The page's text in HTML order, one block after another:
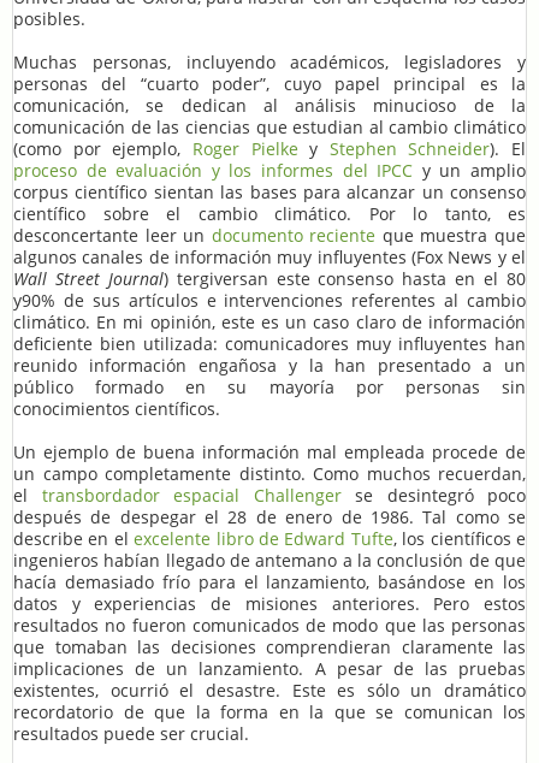
posibles.
Muchas personas, incluyendo académicos, legisladores y
personas del “cuarto poder”, cuyo papel principal es la
comunicación, se dedican al análisis minucioso de la
comunicación de las ciencias que estudian al cambio climático
(como por ejemplo, Roger Pielke y Stephen Schneider). El
proceso de evaluación y los informes del IPCC y un amplio
corpus científico sientan las bases para alcanzar un consenso
científico sobre el cambio climático. Por lo tanto, es
desconcertante leer un documento reciente que muestra que
algunos canales de información muy influyentes (Fox News y el
Wall Street Journal) tergiversan este consenso hasta en el 80
y90% de sus artículos e intervenciones referentes al cambio
climático. En mi opinión, este es un caso claro de información
deficiente bien utilizada: comunicadores muy influyentes han
reunido información engañosa y la han presentado a un
público formado en su mayoría por personas sin
conocimientos científicos.
Un ejemplo de buena información mal empleada procede de
un campo completamente distinto. Como muchos recuerdan,
el transbordador espacial Challengerse desintegró poco
después de despegar el 28 de enero de 1986. Tal como se
describe en elexcelente libro de Edward Tufte, los científicos e
ingenieros habían llegado de antemano a la conclusión de que
hacía demasiado frío para el lanzamiento, basándose en los
datos y experiencias de misiones anteriores. Pero estos
resultados no fueron comunicados de modo que las personas
que tomaban las decisiones comprendieran claramente las
implicaciones de un lanzamiento. A pesar de las pruebas
existentes, ocurrió el desastre. Este es sólo un dramático
recordatorio de que la forma en la que se comunican los
resultados puede ser crucial.